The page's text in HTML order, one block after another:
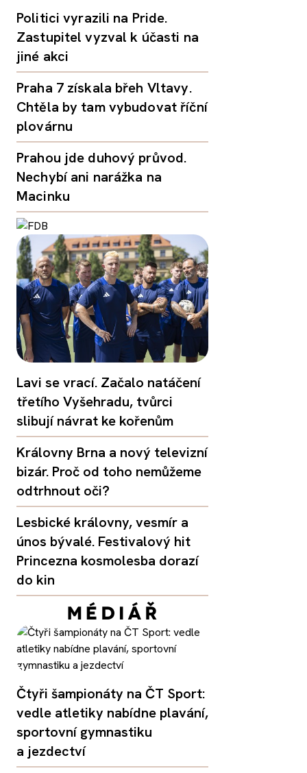
Politici vyrazili na Pride.
Zastupitel vyzval k účasti na
jiné akci
Praha 7 získala břeh Vltavy.
Chtěla by tam vybudovat říční
plovárnu
Prahou jde duhový průvod.
Nechybí ani narážka na
Macinku
Lavi se vrací. Začalo natáčení
třetího Vyšehradu, tvůrci
slibují návrat ke kořenům
Královny Brna a nový televizní
bizár. Proč od toho nemůžeme
odtrhnout oči?
Lesbické královny, vesmír a
únos bývalé. Festivalový hit
Princezna kosmolesba dorazí
do kin
Čtyři šampionáty na ČT Sport:
vedle atletiky nabídne plavání,
sportovní gymnastiku
a jezdectví